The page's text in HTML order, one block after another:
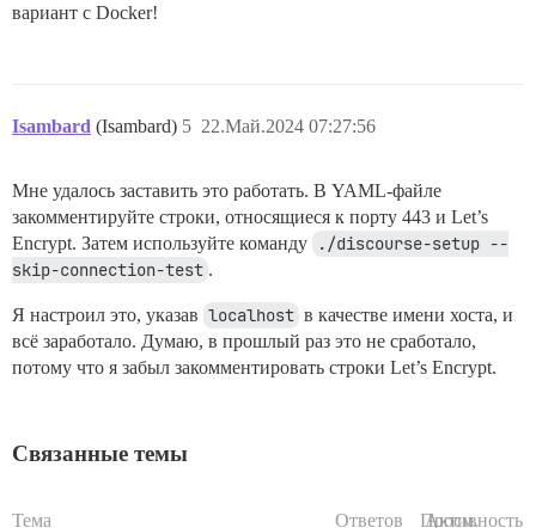
вариант с Docker!
Isambard (Isambard) 22.Май.2024 07:27:56
5
Мне удалось заставить это работать. В YAML-файле
закомментируйте строки, относящиеся к порту 443 и Let’s
Encrypt. Затем используйте команду
./discourse-setup --
skip-connection-test .
Я настроил это, указав localhost в качестве имени хоста, и
всё заработало. Думаю, в прошлый раз это не сработало,
потому что я забыл закомментировать строки Let’s Encrypt.
Связанные темы
Тема Ответов Просм.
Активность